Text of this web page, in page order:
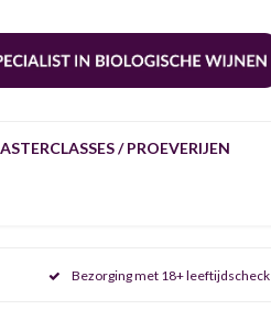
/ PROEVERIJEN
Bezorging met 18+ leeftijdscheck